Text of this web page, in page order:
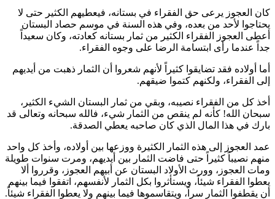
كان العجوز يرعى حق الفقراء في بستانه، فيعطيهم الكثير حتى لا
يحتاجوا لأحد من بعده، وفي هذه السنة في موسم حصاد البستان
أعطى العجوز الفقراء الكثير من ثمار بستانه كعادته، وكان سعيداً
جداً عندما رأى ابتسامة الرضا على وجوه الفقراء.
أما أولاده فقد تضايقوا كثيراً لأنهم شعروا أن الثمار ذهبت من أيديهم
إلى الفقراء، ولكنهم كتموا ضيقهم.
أخذ كل من الفقراء نصيبه، وبقي من ثمار البستان الشيء الكثير،
سبحان الله! كأنه لم ينقص من الثمار شيء، فالله سبحانه وتعالى قد
بارك في هذا المال الذي كان صاحبه يعطي الصدقة.
عمد العجوز إلى هذه الثمار الكثيرة ووزعها بين أولاده، وأخذ كل واحد
منهم نصيباً كثيراً حتى فاضت الثمار بين أيديهم، ومرت سنوات طويلة
ومات العجوز، وورث الأولاد البستان عن أبيهم العجوز، وقرروا ألا
يعطوا الفقراء شيئاً، ويستأثروا بكل الثمار لأنفسهم، اتفقوا فيما بينهم
أن يقطفوا الثمار سراً، ويتقاسموها فيما بينهم ولا يعطوا الفقراء شيئاً.